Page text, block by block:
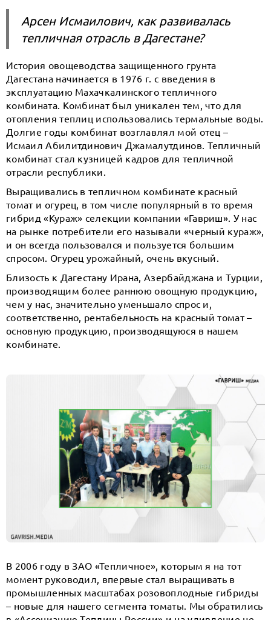
Арсен Исмаилович, как развивалась
тепличная отрасль в Дагестане?
История овощеводства защищенного грунта
Дагестана начинается в 1976 г. с введения в
эксплуатацию Махачкалинского тепличного
комбината. Комбинат был уникален тем, что для
отопления теплиц использовались термальные воды.
Долгие годы комбинат возглавлял мой отец –
Исмаил Абилитдинович Джамалутдинов. Тепличный
комбинат стал кузницей кадров для тепличной
отрасли республики.
Выращивались в тепличном комбинате красный
томат и огурец, в том числе популярный в то время
гибрид «Кураж» селекции компании «Гавриш». У нас
на рынке потребители его называли «черный кураж»,
и он всегда пользовался и пользуется большим
спросом. Огурец урожайный, очень вкусный.
Близость к Дагестану Ирана, Азербайджана и Турции,
производящим более раннюю овощную продукцию,
чем у нас, значительно уменьшало спрос и,
соответственно, рентабельность на красный томат –
основную продукцию, производящуюся в нашем
комбинате.
В 2006 году в ЗАО «Тепличное», которым я на тот
момент руководил, впервые стал выращивать в
промышленных масштабах розовоплодные гибриды
– новые для нашего сегмента томаты. Мы обратились